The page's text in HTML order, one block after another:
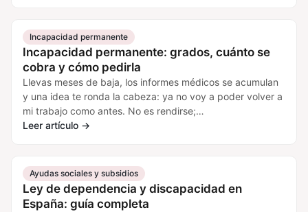
Incapacidad permanente
Incapacidad permanente: grados, cuánto se
cobra y cómo pedirla
Llevas meses de baja, los informes médicos se acumulan
y una idea te ronda la cabeza: ya no voy a poder volver a
mi trabajo como antes. No es rendirse;…
Leer artículo →
Ayudas sociales y subsidios
Ley de dependencia y discapacidad en
España: guía completa